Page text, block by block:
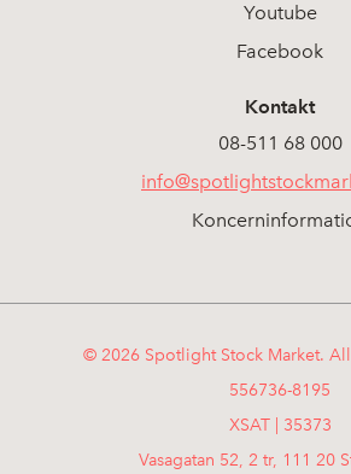
Youtube
Facebook
Kontakt
08-511 68 000
© 2026 Spotlight Stock Market.
556736-8195
XSAT | 35373
Vasagatan 52, 2 tr, 111 20